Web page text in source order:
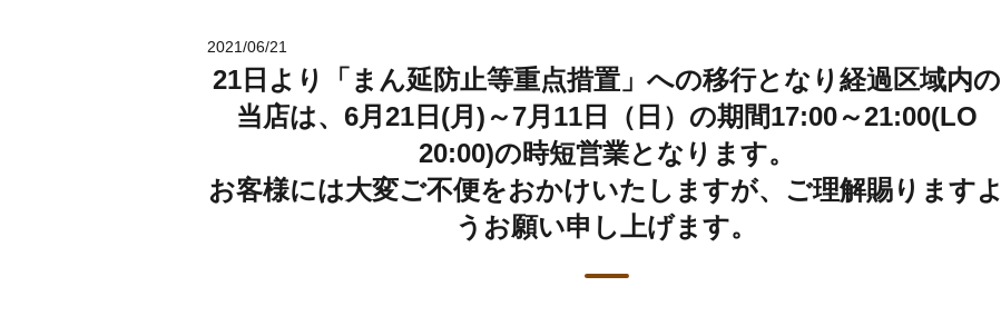
2021/06/21
21日より「まん延防止等重点措置」への移行となり経過区域内の
当店は、6月21日(月)～7月11日（日）の期間17:00～21:00(LO
20:00)の時短営業となります。
お客様には大変ご不便をおかけいたしますが、ご理解賜りますよ
うお願い申し上げます。